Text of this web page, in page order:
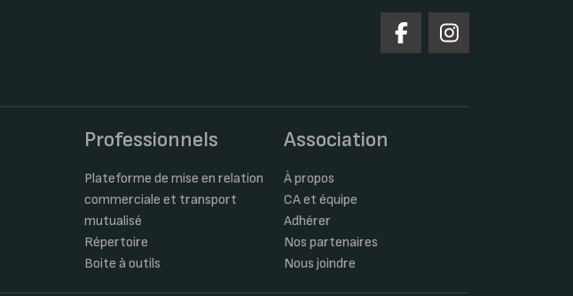
Professionnels
Plateforme de mise en relation
commerciale et transport
mutualisé
Répertoire
Boite à outils
Association
À propos
CA et équipe
Adhérer
Nos partenaires
Nous joindre